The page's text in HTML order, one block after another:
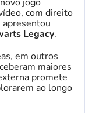
com direito
apresentou
Legacy.
em outros
maiores
promete
ao longo